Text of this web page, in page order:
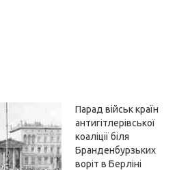
Парад військ країн
антигітлерівської
коаліції біля
Бранденбурзьких
воріт в Берліні